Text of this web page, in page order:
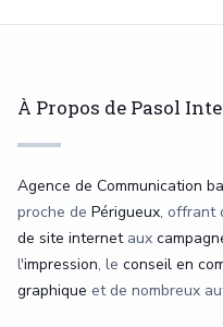
À Propos de Pasol
Agence de Communication
proche de Périgueux, offrant
de site internetaux
l'impression, le conseil en
graphique et de nombreux